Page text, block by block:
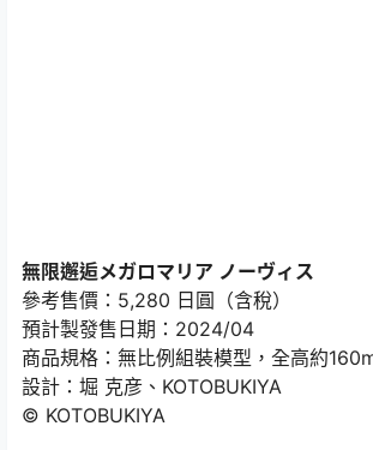
無限邂逅メガロマリア ノーヴィス
參考售價：5,280 日圓（含稅）
預計製發售日期：2024/04
商品規格：無比例組裝模型，全高約
設計：堀 克彦、KOTOBUKIYA
© KOTOBUKIYA